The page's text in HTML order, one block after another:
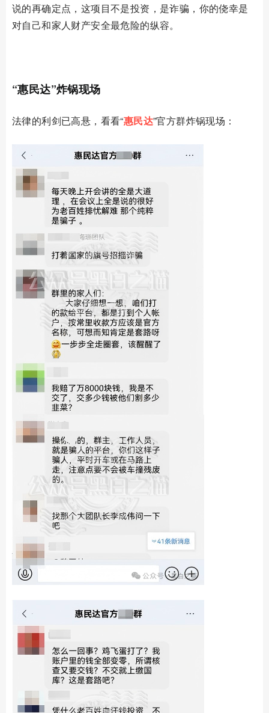
说的再确定点，这项目不是投资，是诈骗 ，你的侥幸是
对自己和家人财产安全最危险的纵容。
“惠民达”炸锅现场
法律的利剑已高悬，看看“惠民达”官方群炸锅现场：